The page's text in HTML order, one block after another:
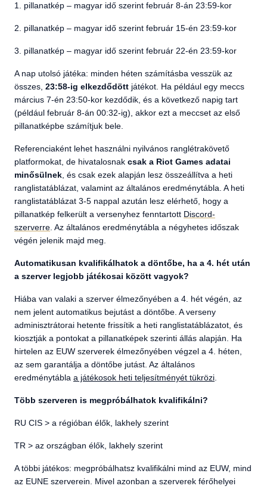
1. pillanatkép – magyar idő szerint február 8-án 23:59-kor
2. pillanatkép – magyar idő szerint február 15-én 23:59-kor
3. pillanatkép – magyar idő szerint február 22-én 23:59-kor
A nap utolsó játéka: minden héten számításba vesszük az
összes, 23:58-ig elkezdődött játékot. Ha például egy meccs
március 7-én 23:50-kor kezdődik, és a következő napig tart
(például február 8-án 00:32-ig), akkor ezt a meccset az első
pillanatképbe számítjuk bele.
Referenciaként lehet használni nyilvános ranglétrakövető
platformokat, de hivatalosnak csak a Riot Games adatai
minősülnek , és csak ezek alapján lesz összeállítva a heti
ranglistatáblázat, valamint az általános eredménytábla. A heti
ranglistatáblázat 3-5 nappal azután lesz elérhető, hogy a
pillanatkép felkerült a versenyhez fenntartott Discord-
szerverre . Az általános eredménytábla a négyhetes időszak
végén jelenik majd meg.
Automatikusan kvalifikálhatok a döntőbe, ha a 4. hét után
a szerver legjobb játékosai között vagyok?
Hiába van valaki a szerver élmezőnyében a 4. hét végén, az
nem jelent automatikus bejutást a döntőbe. A verseny
adminisztrátorai hetente frissítik a heti ranglistatáblázatot, és
kiosztják a pontokat a pillanatképek szerinti állás alapján. Ha
hirtelen az EUW szerverek élmezőnyében végzel a 4. héten,
az sem garantálja a döntőbe jutást. Az általános
eredménytábla a játékosok heti teljesítményét tükrözi
Több szerveren is megpróbálhatok kvalifikálni?
RU CIS > a régióban élők, lakhely szerint
TR > az országban élők, lakhely szerint
A többi játékos: megpróbálhatsz kvalifikálni mind az EUW, mind
az EUNE szerverein. Mivel azonban a szerverek férőhelyei